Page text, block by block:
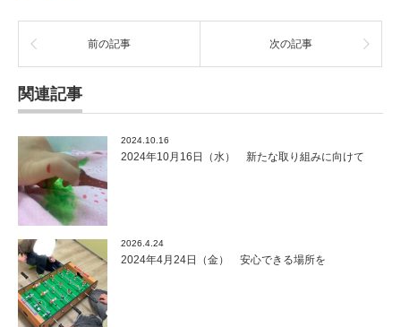
前の記事 次の記事
関連記事
2024.10.16
2024年10月16日（水） 新たな取り組みに向けて
2026.4.24
2024年4月24日（金） 安心できる場所を